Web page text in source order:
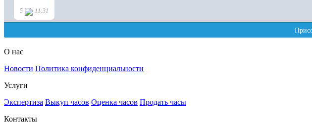
О нас
Новости Политика конфиденциальности
Услуги
Экспертиза Выкуп часов Оценка часов Продать часы
Контакты